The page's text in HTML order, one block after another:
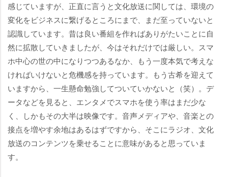
感じていますが、正直に言うと文化放送に関しては、環境の
変化をビジネスに繋げるところにまで、まだ至っていないと
認識しています。昔は良い番組を作ればありがたいことに自
然に拡散していきましたが、今はそれだけでは厳しい。スマ
ホ中心の世の中になりつつあるなか、もう一度本気で考えな
ければいけないと危機感を持っています。もう古希を迎えて
いますから、一生懸命勉強してついていかないと（笑）。デ
ータなどを見ると、エンタメでスマホを使う率はまだ少な
く、しかもその大半は映像です。音声メディアや、音楽との
接点を増やす余地はあるはずですから、そこにラジオ、文化
放送のコンテンツを乗せることに意味があると思っていま
す。